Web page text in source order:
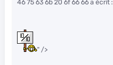
46 75 63 6b 20 6f 66 66 a écrit :
" />